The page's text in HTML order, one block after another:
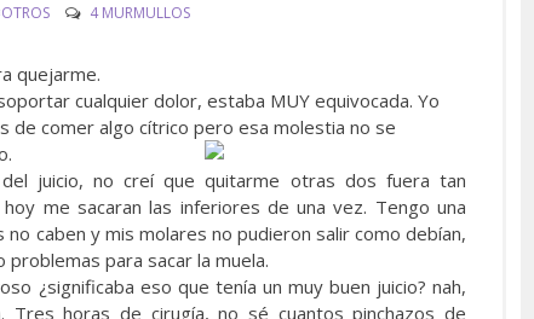
4 MURMULLOS
quejarme.
cualquier dolor, estaba MUY equivocada. Yo
de comer algo cítrico pero esa molestia no se
juicio, no creí que quitarme otras dos fuera tan
me sacaran las inferiores de una vez. Tengo una
caben y mis molares no pudieron salir como debían,
para sacar la muela.
¿significaba eso que tenía un muy buen juicio? nah,
Tres horas de cirugía, no sé cuantos pinchazos de